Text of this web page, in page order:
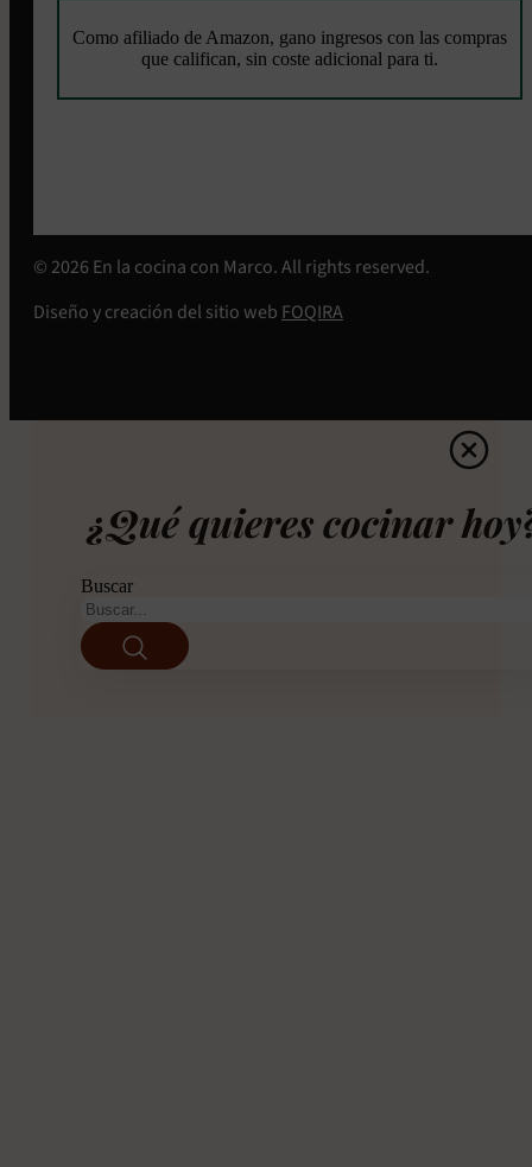
Como afiliado de Amazon, gano ingresos con las compras
que califican, sin coste adicional para ti.
© 2026 En la cocina con Marco. All rights reserved.
Diseño y creación del sitio web FOQIRA
¿Qué quieres cocinar
Buscar